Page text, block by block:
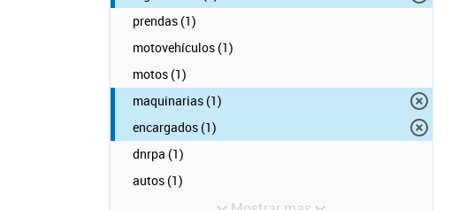
prendas (1)
motovehículos (1)
motos (1)
maquinarias (1)
encargados (1)
dnrpa (1)
autos (1)